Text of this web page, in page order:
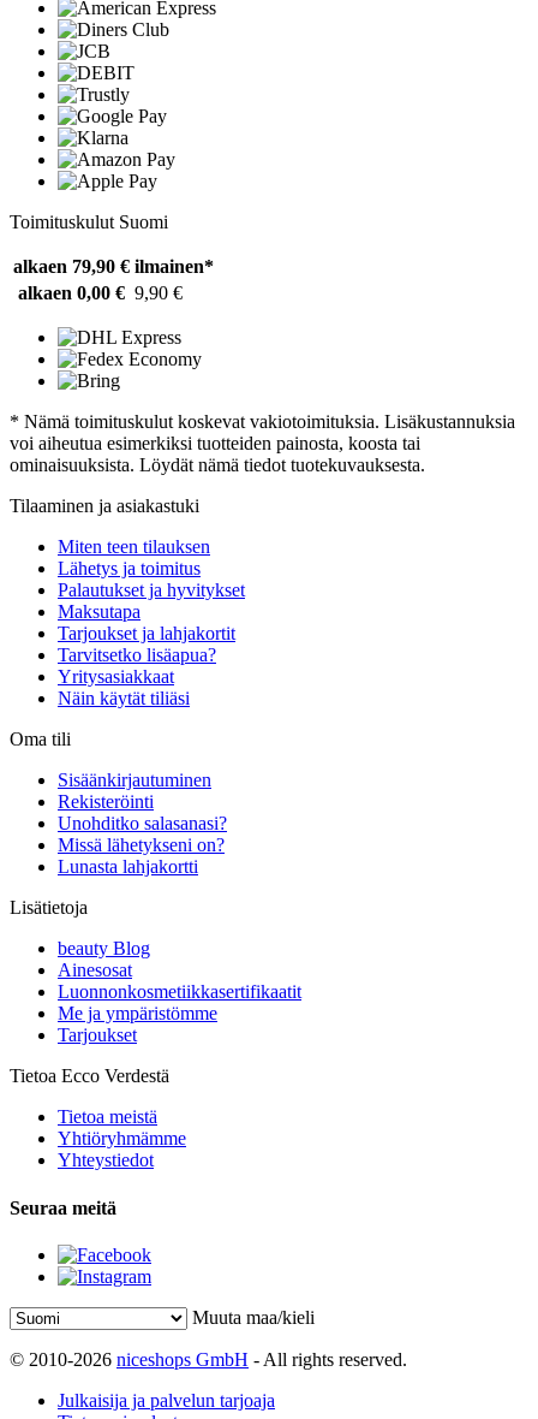
Toimituskulut Suomi
alkaen 79,90 € ilmainen*
alkaen 0,00 € 9,90 €
* Nämä toimituskulut koskevat vakiotoimituksia. Lisäkustannuksia
voi aiheutua esimerkiksi tuotteiden painosta, koosta tai
ominaisuuksista. Löydät nämä tiedot tuotekuvauksesta.
Tilaaminen ja asiakastuki
Miten teen tilauksen
Lähetys ja toimitus
Palautukset ja hyvitykset
Maksutapa
Tarjoukset ja lahjakortit
Tarvitsetko lisäapua?
Yritysasiakkaat
Näin käytät tiliäsi
Oma tili
Sisäänkirjautuminen
Rekisteröinti
Unohditko salasanasi?
Missä lähetykseni on?
Lunasta lahjakortti
Lisätietoja
beauty Blog
Ainesosat
Luonnonkosmetiikkasertifikaatit
Me ja ympäristömme
Tarjoukset
Tietoa Ecco Verdestä
Tietoa meistä
Yhtiöryhmämme
Yhteystiedot
Seuraa meitä
Muuta maa/kieli
© 2010-2026 niceshops GmbH - All rights reserved.
Julkaisija ja palvelun tarjoaja